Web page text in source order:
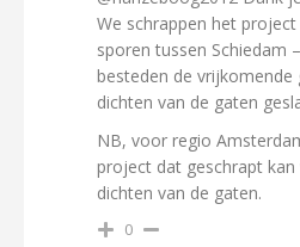
We schrappen het project
sporen tussen Schiedam
besteden de vrijkomende
dichten van de gaten
NB, voor regio
project dat geschrapt
dichten van de gaten.
0